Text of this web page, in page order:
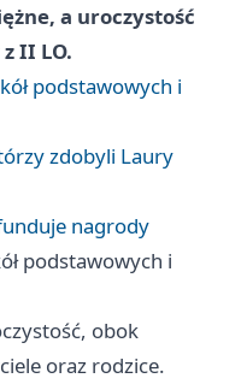
a uroczystość
II LO.
podstawowych i
zdobyli Laury
nagrody
podstawowych i
obok
oraz rodzice.